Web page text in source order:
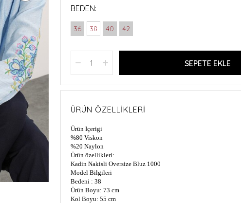
BEDEN:
36 38 40 42
SEPETE EKLE
ÜRÜN ÖZELLIKLERI
Ürün Içerigi
%80 Viskon
%20 Naylon
Ürün özellikleri:
Kadin Nakisli Oversize Bluz 1000
Model Bilgileri
Bedeni : 38
Ürün Boyu: 73 cm
Kol Boyu: 55 cm